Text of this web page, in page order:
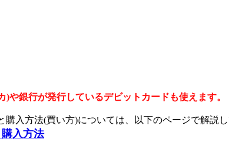
や銀行が発行しているデビットカードも使えます。
入方法(買い方)については、以下のページで解説し
入方法